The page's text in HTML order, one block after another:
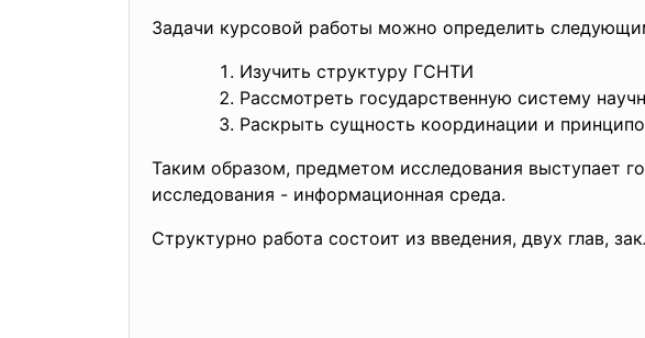
Задачи курсовой работы можно определить
Изучить структуру ГСНТИ
Рассмотреть государственную систему
Раскрыть сущность координации и
Таким образом, предметом исследования выступает
исследования - информационная среда.
Структурно работа состоит из введения, двух глав,